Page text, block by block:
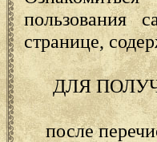
пользования
странице,
ДЛЯ
после